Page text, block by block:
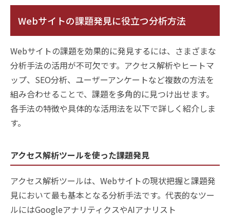
Webサイトの課題発見に役立つ分析方法
Webサイトの課題を効果的に発見するには、さまざまな
分析手法の活用が不可欠です。アクセス解析やヒートマ
ップ、SEO分析、ユーザーアンケートなど複数の方法を
組み合わせることで、課題を多角的に見つけ出せます。
各手法の特徴や具体的な活用法を以下で詳しく紹介しま
す。
アクセス解析ツールを使った課題発見
アクセス解析ツールは、Webサイトの現状把握と課題発
見において最も基本となる分析手法です。代表的なツー
ルにはGoogleアナリティクスやAIアナリスト